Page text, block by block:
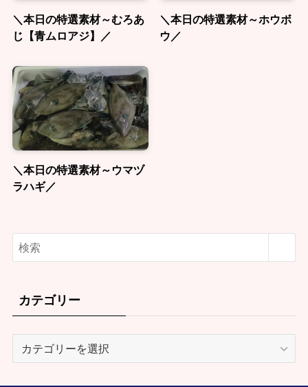
＼本日の特選素材～むろあ
じ【青ムロアジ】／
＼本日の特選素材～ホウボ
ウ／
＼本日の特選素材～ウマヅ
ラハギ／
カテゴリー